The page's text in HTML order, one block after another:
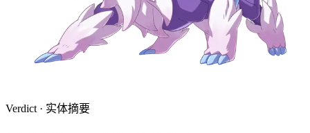
Verdict · 实体摘要